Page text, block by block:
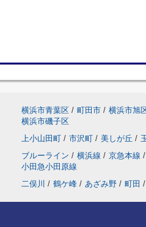
横浜市青葉区 / 町田市 / 横浜市旭
横浜市磯子区
上小山田町 / 市沢町 / 美しが丘 /
ブルーライン / 横浜線 / 京急本線 /
小田急小田原線
二俣川 / 鶴ケ峰 / あざみ野 / 町田 /